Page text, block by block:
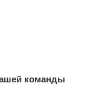
команды